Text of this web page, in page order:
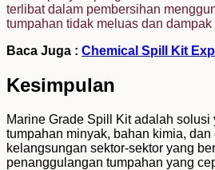
terlibat dalam pembersihan
tumpahan tidak meluas dan
Baca Juga : Chemical Spill Kit
Kesimpulan
Marine Grade Spill Kit adalah
tumpahan minyak, bahan kimia,
kelangsungan sektor-sektor yang
penanggulangan tumpahan yang